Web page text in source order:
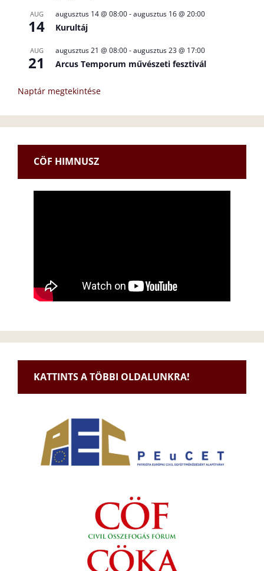
AUG
14
augusztus 14 @ 08:00-augusztus 16 @ 20:00
Kurultáj
AUG
21
augusztus 21 @ 08:00-augusztus 23 @ 17:00
Arcus Temporum művészeti fesztivál
Naptár megtekintése
CÖF HIMNUSZ
KATTINTS A TÖBBI OLDALUNKRA!